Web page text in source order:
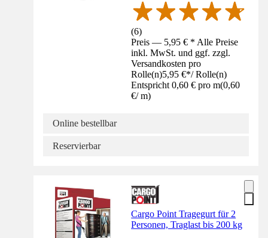
(6)
Preis — 5,95 € * Alle Preise
inkl. MwSt. und ggf. zzgl.
Versandkosten pro
Rolle(n)5,95 €*/ Rolle(n)
Entspricht 0,60 € pro m(0,60
€/ m)
Online bestellbar
Reservierbar
Cargo Point Tragegurt für 2
Personen, Traglast bis 200 kg